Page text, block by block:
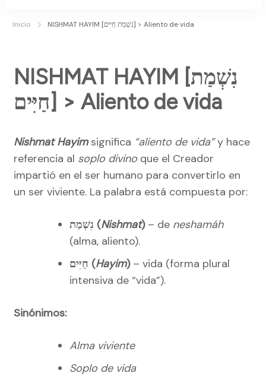
"La suma de tu palabra, es verdad"
Inicio NISHMAT HAYIM [נִשְׁמַת חַיִּים] > Aliento de vida
NISHMAT HAYIM [נִשְׁמַת
חַיִּים] > Aliento de vida
Nishmat Hayimsignifica “aliento de vida”y hace
referencia al soplo divino que el Creador
impartió en el ser humano para convertirlo en
un ser viviente. La palabra está compuesta por:
נִשְׁמַת (Nishmat)– de neshamáh
(alma, aliento).
חַיִּים (Hayim)– vida (forma plural
intensiva de “vida”).
Sinónimos:
Alma viviente
Soplo de vida